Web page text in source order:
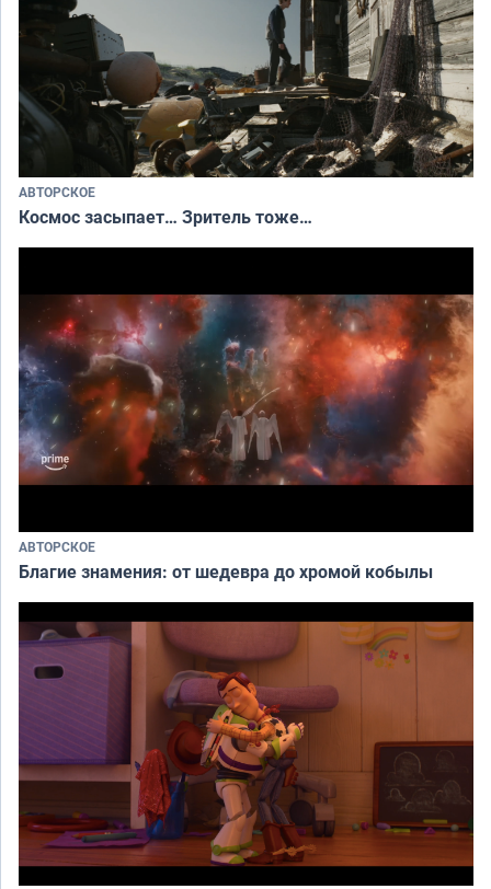
АВТОРСКОЕ
Космос засыпает… Зритель тоже…
АВТОРСКОЕ
Благие знамения: от шедевра до хромой кобылы